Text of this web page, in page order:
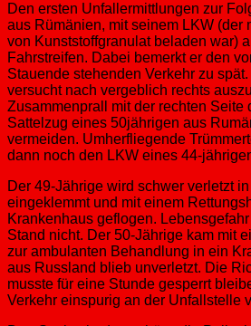
Den ersten Unfallermittlungen zur
aus Rümänien, mit seinem LKW (der
von Kunststoffgranulat beladen war)
Fahrstreifen. Dabei bemerkt er den
Stauende stehenden Verkehr zu
versucht nach vergeblich rechts
Zusammenprall mit der rechten Seite
Sattelzug eines 50jährigen aus
vermeiden. Umherfliegende
dann noch den LKW eines 44-
Der 49-Jährige wird schwer verletzt
eingeklemmt und mit einem
Krankenhaus geflogen.
Stand nicht. Der 50-Jährige kam mit
zur ambulanten Behandlung in ein
aus Russland blieb unverletzt. Die
musste für eine Stunde gesperrt
Verkehr einspurig an der Unfallstelle